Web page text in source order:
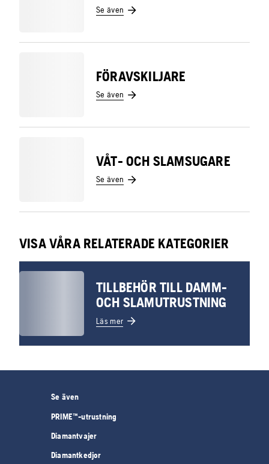
Se även
FÖRAVSKILJARE
Se även
VÅT- OCH SLAMSUGARE
Se även
VISA VÅRA RELATERADE KATEGORIER
TILLBEHÖR TILL DAMM-
OCH SLAMUTRUSTNING
Läs mer
Se även
PRIME™-utrustning
Diamantvajer
Diamantkedjor